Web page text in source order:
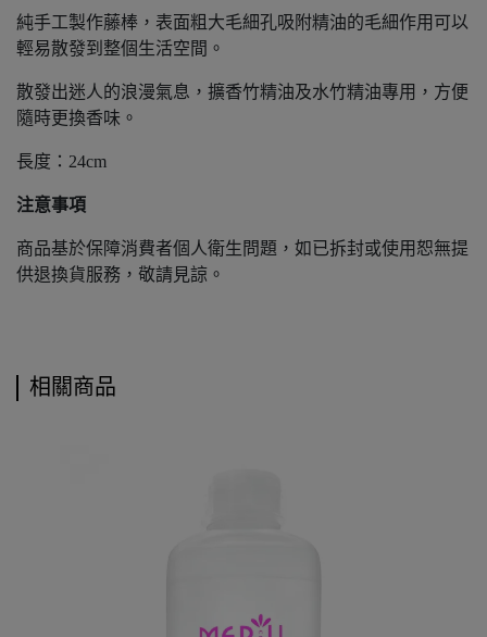
純手工製作藤棒，表面粗大毛細孔吸附精油的毛細作用可以
輕易散發到整個生活空間。
散發出迷人的浪漫氣息，擴香竹精油及水竹精油專用，方便
隨時更換香味。
長度：24cm
注意事項
商品基於保障消費者個人衛生問題，如已拆封或使用恕無提
供退換貨服務，敬請見諒。
相關商品